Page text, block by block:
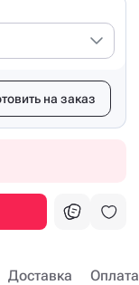
на заказ
Доставка Оплата